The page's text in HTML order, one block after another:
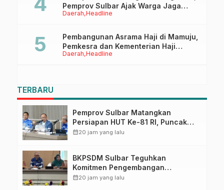
Daerah Headline
Pemprov Sulbar Ajak Warga Jaga
Ruang Digital
Daerah Headline
Pembangunan Asrama Haji di Mamuju,
Pemkesra dan Kementerian Haji
Sulbar Tinjau Lokasi
TERBARU
Pemprov Sulbar Matangkan
Persiapan HUT Ke-81 RI, Puncak
Upacara di Lapangan Ahmad
calendar_month20 jam yang lalu
BKPSDM Sulbar Teguhkan
Komitmen Pengembangan
Kompetensi ASN melalui
calendar_month20 jam yang lalu